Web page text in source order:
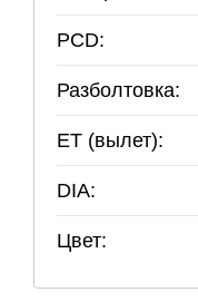
PCD:
Разболтовка:
ET (вылет):
DIA:
Цвет: